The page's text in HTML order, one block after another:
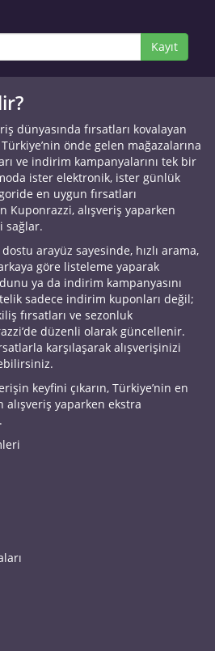
Kayıt
dünyasında fırsatları kovalayan
önde gelen mağazalarına
ve indirim kampanyalarını tek bir
ister elektronik, ister günlük
en uygun fırsatları
Kuponrazzi, alışveriş yaparken
sağlar.
arayüz sayesinde, hızlı arama,
göre listeleme yaparak
ya da indirim kampanyasını
sadece indirim kuponları değil;
fırsatları ve sezonluk
düzenli olarak güncellenir.
karşılaşarak alışverişinizi
keyfini çıkarın, Türkiye’nin en
yaparken ekstra